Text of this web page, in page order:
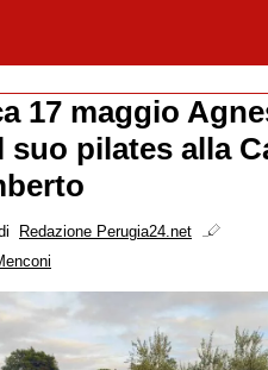
17 maggio
suo pilates alla
Redazione Perugia24.net